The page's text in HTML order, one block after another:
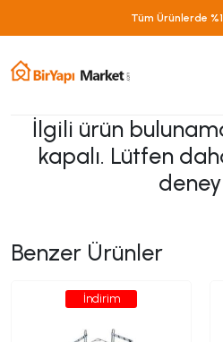
Tüm Ürünlerde
İlgili ürün
kapalı. Lütfen
Benzer Ürünler
İndirim